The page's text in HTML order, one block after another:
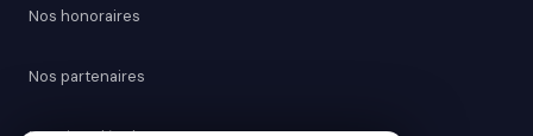
Nos honoraires
Nos partenaires